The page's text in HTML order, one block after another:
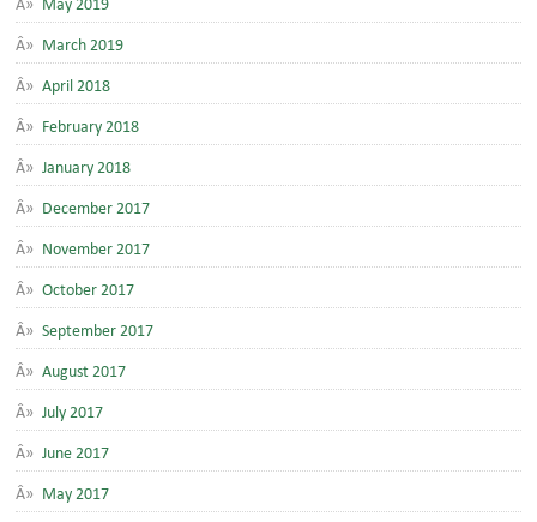
March 2019
April 2018
February 2018
January 2018
December 2017
November 2017
October 2017
September 2017
August 2017
July 2017
June 2017
May 2017